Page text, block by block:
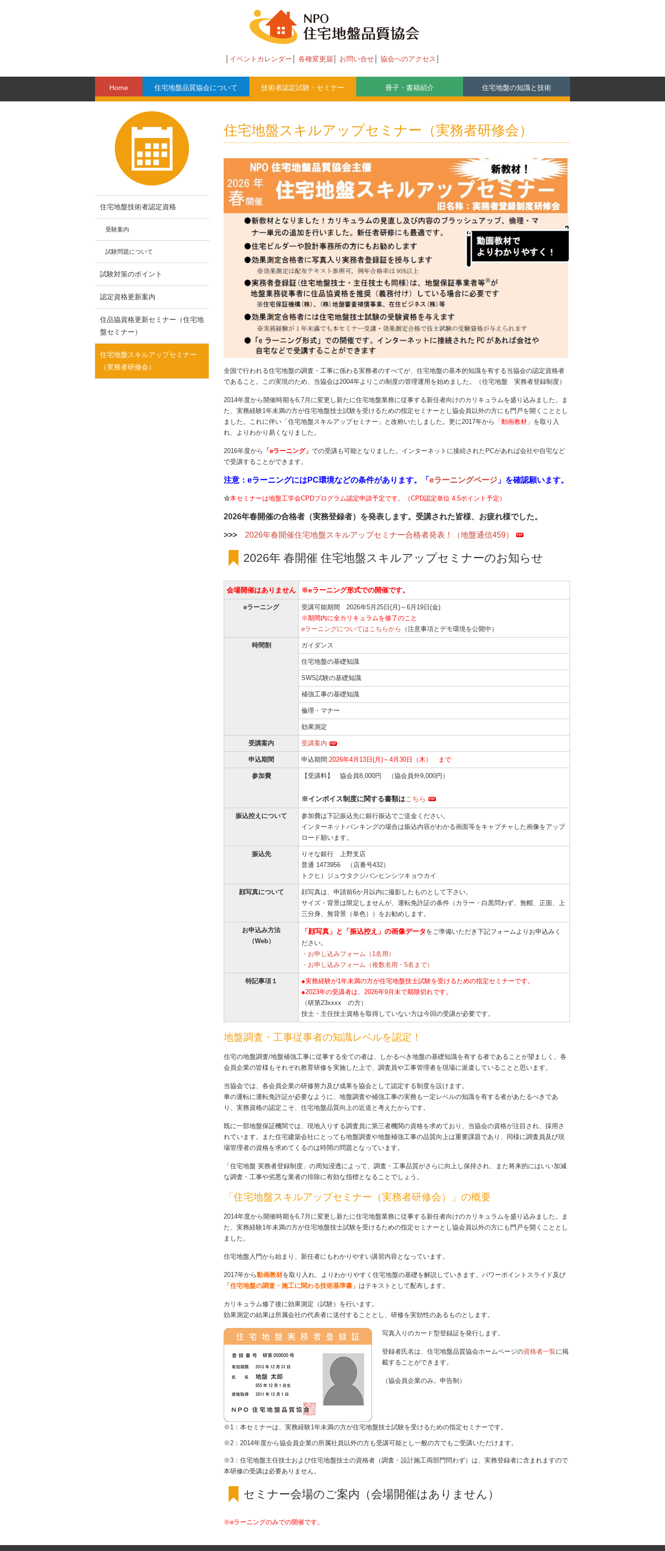
イベントカレンダー 各種変更届 お問い合せ 協会へのアクセス
Home 住宅地盤品質協会について 技術者認定試験・セミナー 冊子・書籍紹介 住宅地盤の知識と技術
住宅地盤技術者認定資格
受験案内
試験問題について
試験対策のポイント
認定資格更新案内
住品協資格更新セミナー（住宅地
盤セミナー）
住宅地盤スキルアップセミナー
（実務者研修会）
住宅地盤スキルアップセミナー（実務者研修会）
全国で行われる住宅地盤の調査・工事に係わる実務者のすべてが、住宅地盤の基本的知識を有する当協会の認定資格者
であること。この実現のため、当協会は2004年よりこの制度の管理運用を始めました。（住宅地盤 実務者登録制度）
2014年度から開催時期を6,7月に変更し新たに住宅地盤業務に従事する新任者向けのカリキュラムを盛り込みました。ま
た、実務経験1年未満の方が住宅地盤技士試験を受けるための指定セミナーとし協会員以外の方にも門戸を開くこととし
ました。これに伴い「住宅地盤スキルアップセミナー」と改称いたしました。更に2017年から
「動画教材」 を取り入
れ、よりわかり易くなりました。
2016年度から 「eラーニング」 での受講も可能となりました。インターネットに接続されたPCがあれば会社や自宅など
で受講することができます。
注意：eラーニングにはPC環境などの条件があります。「 eラーニングページ 」を確認願います。
☆本セミナーは地盤工学会CPDプログラム認定申請予定です。（CPD認定単位 4.5ポイント予定）
2026年春開催の合格者（実務登録者）を発表します。受講された皆様、お疲れ様でした。
>>> 2026年春開催住宅地盤スキルアップセミナー合格者発表！（地盤通信459）
2026年 春開催 住宅地盤スキルアップセミナーのお知らせ
会場開催はありません ※eラーニング形式での開催です。
eラーニング
受講可能期間 2026年5月25日(月)～6月19日(金)
※期間内に全カリキュラムを修了のこと
eラーニングについてはこちらから
（注意事項とデモ環境を公開中）
時間割 ガイダンス
住宅地盤の基礎知識
SWS試験の基礎知識
補強工事の基礎知識
倫理・マナー
効果測定
受講案内 受講案内
申込期間 申込期間:2026年4月13日(月)～4月30日（木） まで
参加費 【受講料】 協会員8,000円 （協会員外9,000円）
※インボイス制度に関する書類はこちら
振込控えについて
参加費は下記振込先に銀行振込でご送金ください。
インターネットバンキングの場合は振込内容がわかる画面等をキャプチャした画像をアップ
ロード願います。
振込先
りそな銀行 上野支店
普通 1473956 （店番号432）
トクヒ）ジュウタクジバンヒンシツキョウカイ
顔写真について
顔写真は、申請前6か月以内に撮影したものとして下さい。
サイズ・背景は限定しませんが、運転免許証の条件（カラー・白黒問わず、無帽、正面、上
三分身、無背景（単色））をお勧めします。
お申込み方法
（Web）
「顔写真」と「振込控え」の画像データ をご準備いただき下記フォームよりお申込みく
ださい。
・お申し込みフォーム（1名用）
・お申し込みフォーム（複数名用・5名まで）
特記事項１
●実務経験が1年未満の方が住宅地盤技士試験を受けるための指定セミナーです。
●2023年の受講者は、2026年9月末で期限切れです。
（研第23xxxx の方）
技士・主任技士資格を取得していない方は今回の受講が必要です。
地盤調査・工事従事者の知識レベルを認定！
住宅の地盤調査/地盤補強工事に従事する全ての者は、しかるべき地盤の基礎知識を有する者であることが望ましく、各
会員企業の皆様もそれぞれ教育研修を実施した上で、調査員や工事管理者を現場に派遣していることと思います。
当協会では、各会員企業の研修努力及び成果を協会として認定する制度を設けます。
車の運転に運転免許証が必要なように、地盤調査や補強工事の実務も一定レベルの知識を有する者があたるべきであ
り、実務資格の認定こそ、住宅地盤品質向上の近道と考えたからです。
既に一部地盤保証機関では、現地入りする調査員に第三者機関の資格を求めており、当協会の資格が注目され、採用さ
れています。また住宅建築会社にとっても地盤調査や地盤補強工事の品質向上は重要課題であり、同様に調査員及び現
場管理者の資格を求めてくるのは時間の問題となっています。
「住宅地盤 実務者登録制度」の周知浸透によって、調査・工事品質がさらに向上し保持され、また将来的にはいい加減
な調査・工事や劣悪な業者の排除に有効な指標となることでしょう。
「住宅地盤スキルアップセミナー（実務者研修会）」の概要
2014年度から開催時期を6,7月に変更し新たに住宅地盤業務に従事する新任者向けのカリキュラムを盛り込みました。ま
た、実務経験1年未満の方が住宅地盤技士試験を受けるための指定セミナーとし協会員以外の方にも門戸を開くこととし
ました。
住宅地盤入門から始まり、新任者にもわかりやすい講習内容となっています。
2017年から動画教材を取り入れ、よりわかりやすく住宅地盤の基礎を解説していきます。パワーポイントスライド及び
「住宅地盤の調査・施工に関わる技術基準書」 はテキストとして配布します。
カリキュラム修了後に効果測定（試験）を行います。
効果測定の結果は所属会社の代表者に送付することとし、研修を実効性のあるものとします。
写真入りのカード型登録証を発行します。
登録者氏名は、住宅地盤品質協会ホームページの資格者一覧に掲
載することができます。
（協会員企業のみ。申告制）
※1：本セミナーは、実務経験1年未満の方が住宅地盤技士試験を受けるための指定セミナーです。
※2：2014年度から協会員企業の所属社員以外の方も受講可能とし一般の方でもご受講いただけます。
※3：住宅地盤主任技士および住宅地盤技士の資格者（調査・設計施工両部門問わず）は、実務登録者に含まれますので
本研修の受講は必要ありません。
セミナー会場のご案内（会場開催はありません）
※eラーニングのみでの開催です。